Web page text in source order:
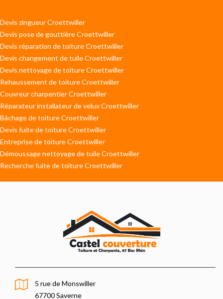
Devis zingueur Croettwiller
Devis pose de gouttière Croettwiller
Devis réparation de toiture Croettwiller
Devis changement de tuile Croettwiller
Devis nettoyage de toiture Croettwiller
Rehaussement de toiture Croettwiller
Couvreur charpentier Croettwiller
Réparateur installateur de velux Croettwiller
Bâchage de toiture Croettwiller
Devis fuite de toiture Croettwiller
Entreprise de toiture Croettwiller
Démoussage nettoyage de tuile Croettwiller
Recherche fuite de toiture Croettwiller
5 rue de Monswiller
67700 Saverne